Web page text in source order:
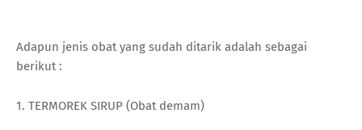
Adapun jenis obat yang sudah ditarik adalah sebagai
berikut :
1. TERMOREK SIRUP (Obat demam)